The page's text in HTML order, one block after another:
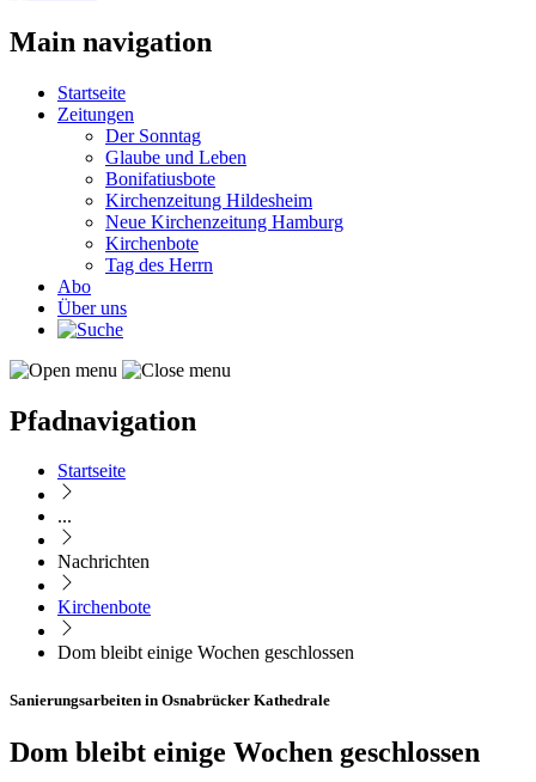
Main navigation
Startseite
Zeitungen
Der Sonntag
Glaube und Leben
Bonifatiusbote
Kirchenzeitung Hildesheim
Neue Kirchenzeitung Hamburg
Kirchenbote
Tag des Herrn
Abo
Über uns
Pfadnavigation
Startseite
...
Nachrichten
Kirchenbote
Dom bleibt einige Wochen geschlossen
Sanierungsarbeiten in Osnabrücker Kathedrale
Dom bleibt einige Wochen geschlossen